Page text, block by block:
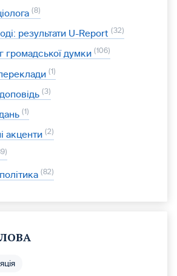
8
результати U-Report 32
громадської думки 106
1
3
1
акценти 2
82